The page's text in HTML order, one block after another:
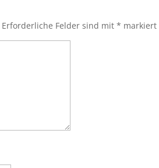
Erforderliche Felder sind mit* markiert